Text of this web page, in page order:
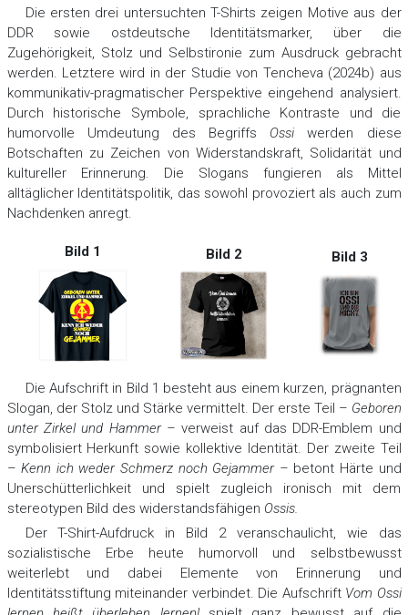
Die ersten drei untersuchten T-Shirts zeigen Motive aus der
DDR sowie ostdeutsche Identitätsmarker, über die
Zugehörigkeit, Stolz und Selbstironie zum Ausdruck gebracht
werden. Letztere wird in der Studie von Tencheva (2024b) aus
kommunikativ-pragmatischer Perspektive eingehend analysiert.
Durch historische Symbole, sprachliche Kontraste und die
humorvolle Umdeutung des Begriffs Ossiwerden diese
Botschaften zu Zeichen von Widerstandskraft, Solidarität und
kultureller Erinnerung. Die Slogans fungieren als Mittel
alltäglicher Identitätspolitik, das sowohl provoziert als auch zum
Nachdenken anregt.
Bild 1 Bild 2 Bild 3
Die Aufschrift in Bild 1 besteht aus einem kurzen, prägnanten
Slogan, der Stolz und Stärke vermittelt. Der erste Teil – Geboren
unter Zirkel und Hammer – verweist auf das DDR-Emblem und
symbolisiert Herkunft sowie kollektive Identität. Der zweite Teil
– Kenn ich weder Schmerz noch Gejammer– betont Härte und
Unerschütterlichkeit und spielt zugleich ironisch mit dem
stereotypen Bild des widerstandsfähigen Ossis.
Der T-Shirt-Aufdruck in Bild 2 veranschaulicht, wie das
sozialistische Erbe heute humorvoll und selbstbewusst
weiterlebt und dabei Elemente von Erinnerung und
Identitätsstiftung miteinander verbindet. Die AufschriftVom Ossi